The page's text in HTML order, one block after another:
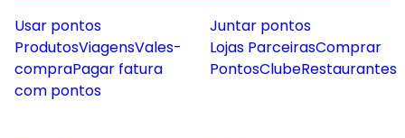
Usar pontos
ProdutosViagensVales-
compraPagar fatura
com pontos
Juntar pontos
Lojas ParceirasComprar
PontosClubeRestaurantes